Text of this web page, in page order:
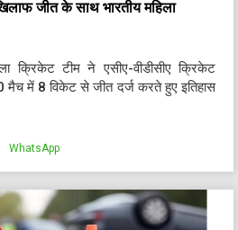
जीत के साथ भारतीय महिला
क्रिकेट टीम ने एसीए-वीडीसीए क्रिकेट
में 8 विकेट से जीत दर्ज करते हुए इतिहास
WhatsApp